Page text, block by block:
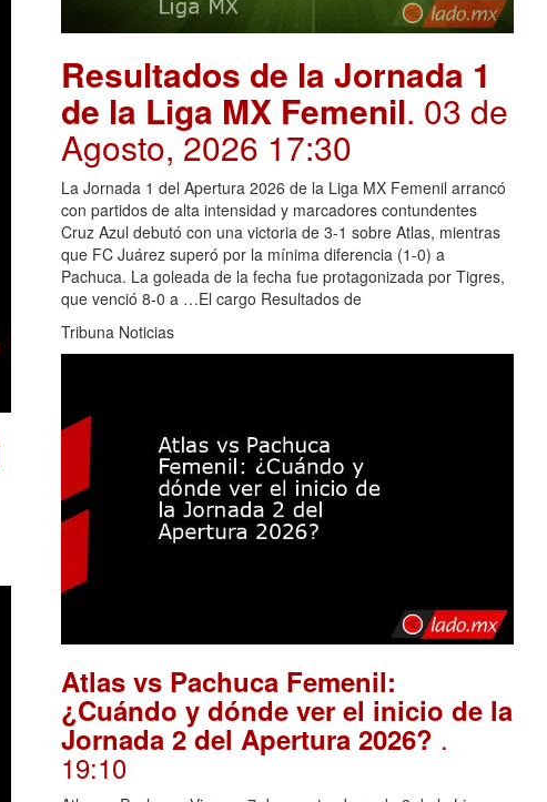
Resultados de la Jornada 1
de la Liga MX Femenil. 03 de
Agosto, 2026 17:30
La Jornada 1 del Apertura 2026 de la Liga MX Femenil arrancó
con partidos de alta intensidad y marcadores contundentes
Cruz Azul debutó con una victoria de 3-1 sobre Atlas, mientras
que FC Juárez superó por la mínima diferencia (1-0) a
Pachuca. La goleada de la fecha fue protagonizada por Tigres,
que venció 8-0 a …El cargo Resultados de
Tribuna Noticias
Atlas vs Pachuca Femenil:
¿Cuándo y dónde ver el inicio de la
Jornada 2 del Apertura 2026? .
19:10